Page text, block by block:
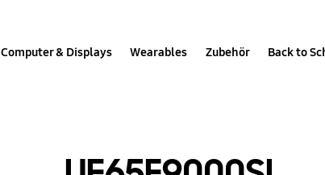
Computer & Displays Wearables Zubehör Back to